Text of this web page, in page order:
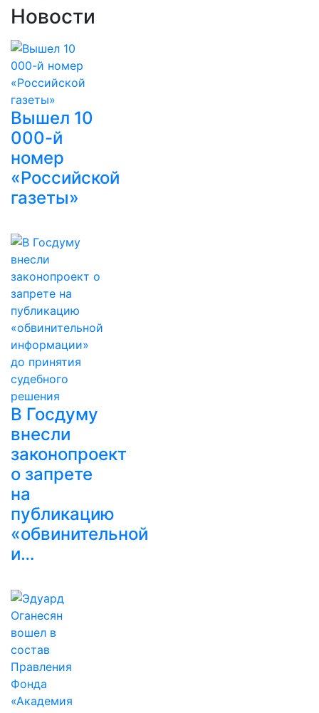
Новости
Вышел 10
000-й
номер
«Российской
газеты»
В Госдуму
внесли
законопроект
о запрете
на
публикацию
«обвинительной
и…